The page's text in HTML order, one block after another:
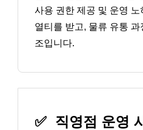
사용 권한 제공 및 운영
열티를 받고, 물류 유통
조입니다.
✅ 직영점 운영